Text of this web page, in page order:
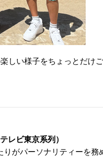
しい様子をちょっとだけ
レビ東京系列）
がパーソナリティーを務